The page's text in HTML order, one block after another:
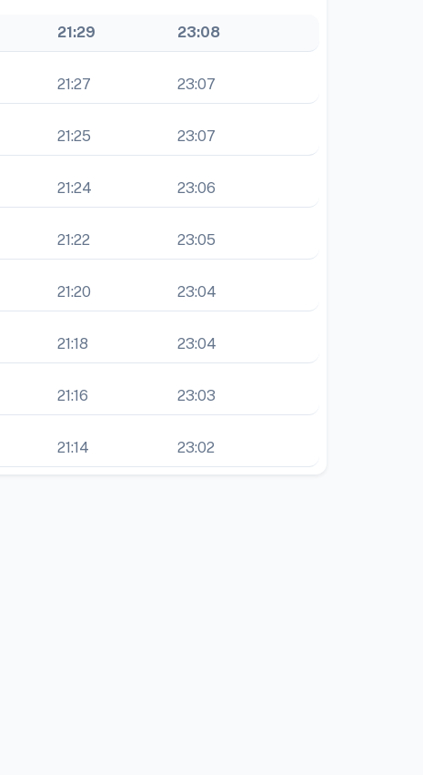
21:29 23:08
21:27 23:07
21:25 23:07
21:24 23:06
21:22 23:05
21:20 23:04
21:18 23:04
21:16 23:03
21:14 23:02